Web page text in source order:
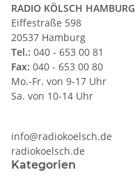
RADIO KÖLSCH HAMBURG
Eiffestraße 598
20537 Hamburg
Tel.: 040 - 653 00 81
Fax: 040 - 653 00 80
Mo.-Fr. von 9-17 Uhr
Sa. von 10-14 Uhr
info@radiokoelsch.de
radiokoelsch.de
Kategorien